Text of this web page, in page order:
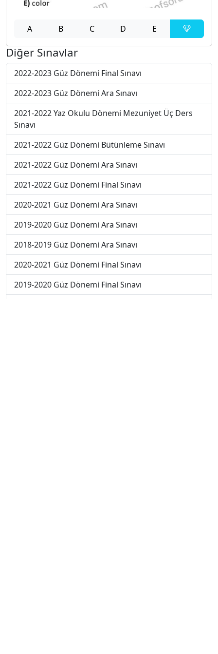
A B C D E
Diğer Sınavlar
2022-2023 Güz Dönemi Final Sınavı
2022-2023 Güz Dönemi Ara Sınavı
2021-2022 Yaz Okulu Dönemi Mezuniyet Üç Ders
Sınavı
2021-2022 Güz Dönemi Bütünleme Sınavı
2021-2022 Güz Dönemi Ara Sınavı
2021-2022 Güz Dönemi Final Sınavı
2020-2021 Güz Dönemi Ara Sınavı
2019-2020 Güz Dönemi Ara Sınavı
2018-2019 Güz Dönemi Ara Sınavı
2020-2021 Güz Dönemi Final Sınavı
2019-2020 Güz Dönemi Final Sınavı